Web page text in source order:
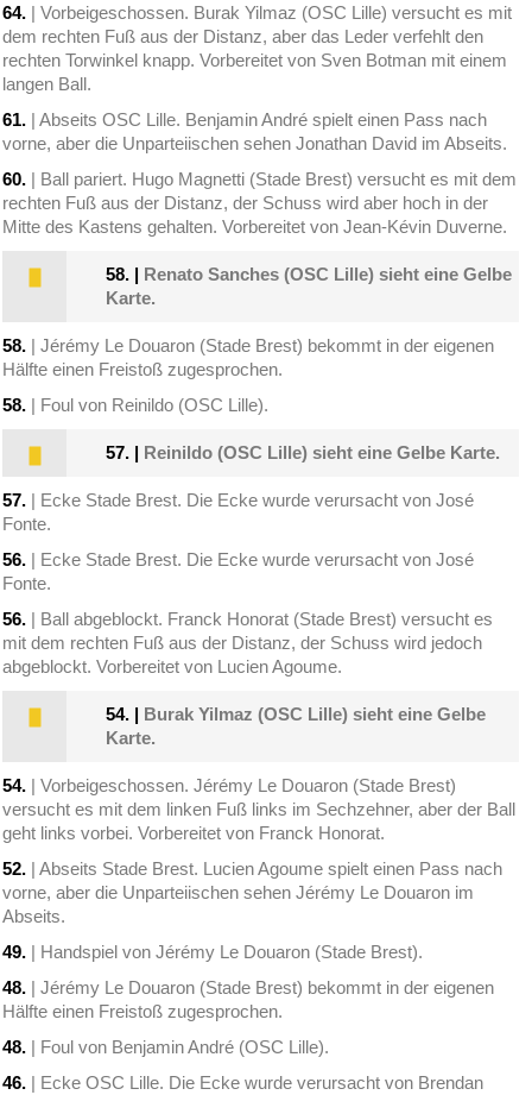
64. | Vorbeigeschossen. Burak Yilmaz (OSC Lille) versucht es mit
dem rechten Fuß aus der Distanz, aber das Leder verfehlt den
rechten Torwinkel knapp. Vorbereitet von Sven Botman mit einem
langen Ball.
61. | Abseits OSC Lille. Benjamin André spielt einen Pass nach
vorne, aber die Unparteiischen sehen Jonathan David im Abseits.
60. | Ball pariert. Hugo Magnetti (Stade Brest) versucht es mit dem
rechten Fuß aus der Distanz, der Schuss wird aber hoch in der
Mitte des Kastens gehalten. Vorbereitet von Jean-Kévin Duverne.
58. | Renato Sanches (OSC Lille) sieht eine Gelbe
Karte.
58. | Jérémy Le Douaron (Stade Brest) bekommt in der eigenen
Hälfte einen Freistoß zugesprochen.
58. | Foul von Reinildo (OSC Lille).
57. | Reinildo (OSC Lille) sieht eine Gelbe Karte.
57. | Ecke Stade Brest. Die Ecke wurde verursacht von José
Fonte.
56. | Ecke Stade Brest. Die Ecke wurde verursacht von José
Fonte.
56. | Ball abgeblockt. Franck Honorat (Stade Brest) versucht es
mit dem rechten Fuß aus der Distanz, der Schuss wird jedoch
abgeblockt. Vorbereitet von Lucien Agoume.
54. | Burak Yilmaz (OSC Lille) sieht eine Gelbe
Karte.
54. | Vorbeigeschossen. Jérémy Le Douaron (Stade Brest)
versucht es mit dem linken Fuß links im Sechzehner, aber der Ball
geht links vorbei. Vorbereitet von Franck Honorat.
52. | Abseits Stade Brest. Lucien Agoume spielt einen Pass nach
vorne, aber die Unparteiischen sehen Jérémy Le Douaron im
Abseits.
49. | Handspiel von Jérémy Le Douaron (Stade Brest).
48. | Jérémy Le Douaron (Stade Brest) bekommt in der eigenen
Hälfte einen Freistoß zugesprochen.
48. | Foul von Benjamin André (OSC Lille).
46. | Ecke OSC Lille. Die Ecke wurde verursacht von Brendan